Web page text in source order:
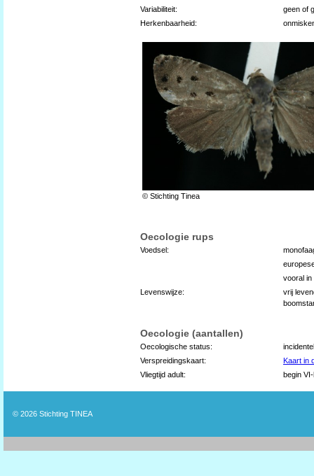
Variabiliteit:
geen of
Herkenbaarheid:
© Stichting Tinea
Oecologie rups
Voedsel:
vooral in
Levenswijze:
vrij
Oecologie (aantallen)
Oecologische status:
Verspreidingskaart:
Kaart in
Vliegtijd adult:
begin
© 2026 Stichting TINEA